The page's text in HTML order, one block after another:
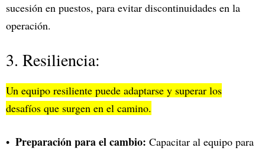
sucesión en puestos, para evitar discontinuidades en la
operación.
3. Resiliencia:
Un equipo resiliente puede adaptarse y superar los
desafíos que surgen en el camino.
Preparación para el cambio: Capacitar al equipo para